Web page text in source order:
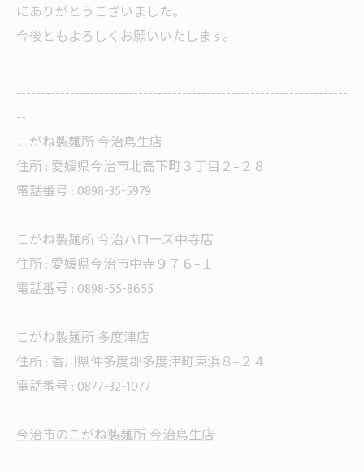
にありがとうございました。
今後ともよろしくお願いいたします。
--------------------------------------------------------------------
--
こがね製麺所 今治鳥生店
住所 : 愛媛県今治市北高下町３丁目２−２８
電話番号 : 0898-35-5979
こがね製麺所 今治ハローズ中寺店
住所 : 愛媛県今治市中寺９７６−１
電話番号 : 0898-55-8655
こがね製麺所 多度津店
住所 : 香川県仲多度郡多度津町東浜８−２４
電話番号 : 0877-32-1077
今治市のこがね製麺所 今治鳥生店